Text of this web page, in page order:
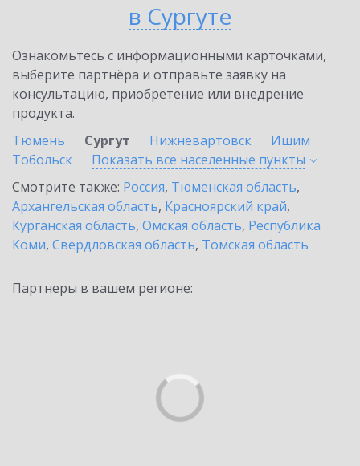
в Сургуте
Ознакомьтесь с информационными карточками,
выберите партнёра и отправьте заявку на
консультацию, приобретение или внедрение
продукта.
Тюмень
Сургут Нижневартовск
Ишим
Тобольск
Показать все населенные пункты
Смотрите также: Россия, Тюменская область,
Архангельская область, Красноярский край,
Курганская область, Омская область, Республика
Коми, Свердловская область, Томская область
Партнеры в вашем регионе: